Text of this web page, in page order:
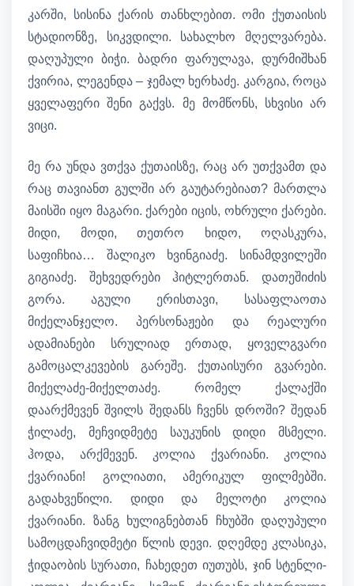
კარში, სისინა ქარის თანხლებით. ომი ქუთაისის
სტადიონზე, სიკვდილი. სახალხო მღელვარება.
დაღუპული ბიჭი. ბადრი ფარულავა, დურმიშხან
ქვირია, ლეგენდა – ჯემალ ხერხაძე. კარგია, როცა
ყველაფერი შენი გაქვს. მე მომწონს, სხვისი არ
ვიცი.
მე რა უნდა ვთქვა ქუთაისზე, რაც არ უთქვამთ და
რაც თავიანთ გულში არ გაუტარებიათ? მართლა
მაისში იყო მაგარი. ქარები იცის, ოხრული ქარები.
მიდი, მოდი, თეთრო ხიდო, ოღასკურა,
საფიჩხია… შალიკო ხვინგიაძე. სინამდვილეში
გიგიაძე. შეხვედრები ჰიტლერთან. დათეშიძის
გორა. აგული ერისთავი, სასაფლაოთა
მიქელანჯელო. პერსონაჟები და რეალური
ადამიანები სრულიად ერთად, ყოველგვარი
გამოცალკევების გარეშე. ქუთაისური გვარები.
მიქელაძე-მიქელთაძე. რომელ ქალაქში
დაარქმევენ შვილს შედანს ჩვენს დროში? შედან
ჭილაძე, მეჩვიდმეტე საუკუნის დიდი მსმელი.
ჰოდა, არქმევენ. კოლია ქვარიანი. კოლია
ქვარიანი! გოლიათი, ამერიკულ ფილმებში.
გადახვეწილი. დიდი და მელოტი კოლია
ქვარიანი. ზანგ ხულიგნებთან ჩხუბში დაღუპული
სამოცდაჩვიდმეტი წლის დევი. დღემდე კლასიკა,
ჭიდაობის სურათი, ჩახედეთ იუთუბს, ჯინ სტენლი-